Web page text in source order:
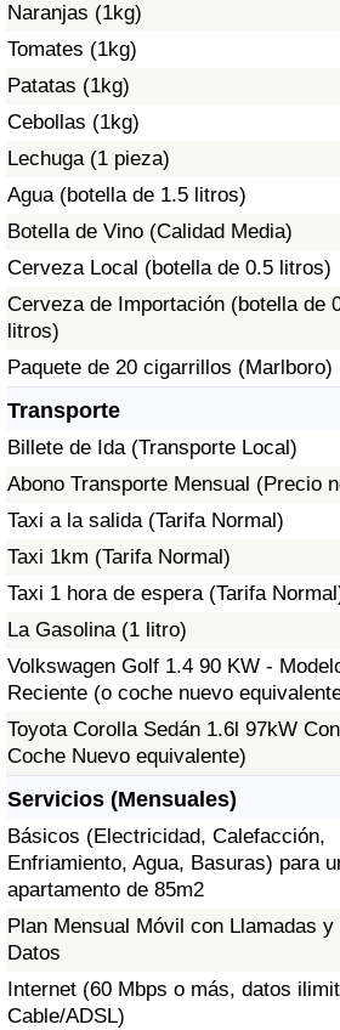
Naranjas (1kg)
Tomates (1kg)
Patatas (1kg)
Cebollas (1kg)
Lechuga (1 pieza)
Agua (botella de 1.5 litros)
Botella de Vino (Calidad Media)
Cerveza Local (botella de 0.5 litros)
Cerveza de Importación (botella de
litros)
Paquete de 20 cigarrillos (Marlboro)
Transporte
Billete de Ida (Transporte Local)
Abono Transporte Mensual (Precio
Taxi a la salida (Tarifa Normal)
Taxi 1km (Tarifa Normal)
Taxi 1 hora de espera (Tarifa
La Gasolina (1 litro)
Volkswagen Golf 1.4 90 KW -
Reciente (o coche nuevo
Toyota Corolla Sedán 1.6l 97kW
Coche Nuevo equivalente)
Servicios (Mensuales)
Básicos (Electricidad, Calefacción,
Enfriamiento, Agua, Basuras) para
apartamento de 85m2
Plan Mensual Móvil con Llamadas y
Datos
Internet (60 Mbps o más, datos
Cable/ADSL)
Índice de contaminación
Índice de Contaminación por País
Tráfico
Índice de Tráfico
Índice de Tráfico (Actual)
Índice de Tráfico por País